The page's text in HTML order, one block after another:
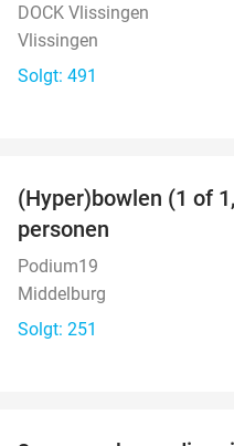
DOCK Vlissingen
Vlissingen
Solgt: 491
(Hyper)bowlen (1 of
personen
Podium19
Middelburg
Solgt: 251